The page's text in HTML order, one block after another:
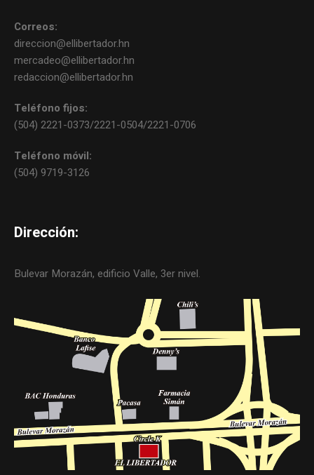
Correos:
direccion@ellibertador.hn
mercadeo@ellibertador.hn
redaccion@ellibertador.hn
Teléfono fijos:
(504) 2221-0373/2221-0504/2221-0706
Teléfono móvil:
(504) 9719-3126
Dirección:
Bulevar Morazán, edificio Valle, 3er nivel.